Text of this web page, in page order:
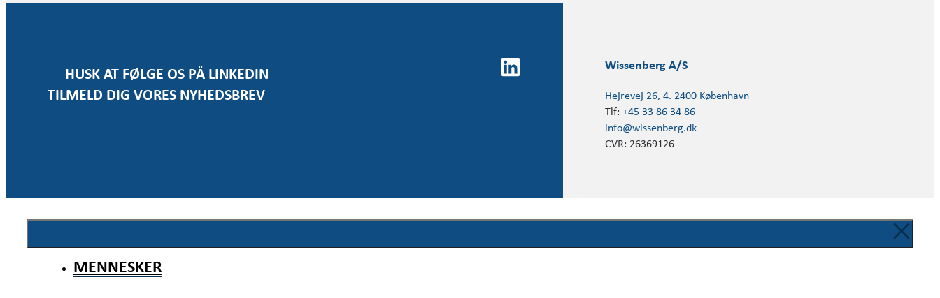
HUSK AT FØLGE OS PÅ LINKEDIN
TILMELD DIG VORES NYHEDSBREV
Wissenberg A/S
Hejrevej 26, 4. 2400 København
Tlf: +45 33 86 34 86
info@wissenberg.dk
CVR: 26369126
MENNESKER